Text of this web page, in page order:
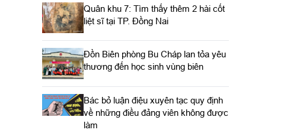
Quân khu 7: Tìm thấy thêm 2 hài cốt
liệt sĩ tại TP. Đồng Nai
Đồn Biên phòng Bu Cháp lan tỏa yêu
thương đến học sinh vùng biên
Bác bỏ luận điệu xuyên tạc quy định
về những điều đảng viên không được
làm